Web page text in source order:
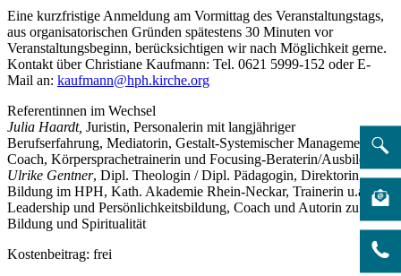
Eine kurzfristige Anmeldung am Vormittag des Veranstaltungstags,
aus organisatorischen Gründen spätestens 30 Minuten vor
Veranstaltungsbeginn, berücksichtigen wir nach Möglichkeit gerne.
Kontakt über Christiane Kaufmann: Tel. 0621 5999-152 oder E-
Mail an: kaufmann@hph.kirche.org
Referentinnen im Wechsel
Julia Haardt, Juristin, Personalerin mit langjähriger
Berufserfahrung, Mediatorin, Gestalt-Systemischer Management-
Coach, Körpersprachetrainerin und Focusing-Beraterin/Ausbilderin
Ulrike Gentner, Dipl. Theologin / Dipl. Pädagogin, Direktorin
Bildung im HPH, Kath. Akademie Rhein-Neckar, Trainerin u.a. für
Leadership und Persönlichkeitsbildung, Coach und Autorin zu
Bildung und Spiritualität
Kostenbeitrag: frei